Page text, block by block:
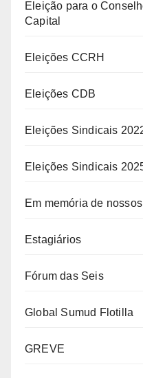
Eleição para o
Capital
Eleições CCRH
Eleições CDB
Eleições Sindicais
Eleições Sindicais
Em memória de
Estagiários
Fórum das Seis
Global Sumud Flotilla
GREVE